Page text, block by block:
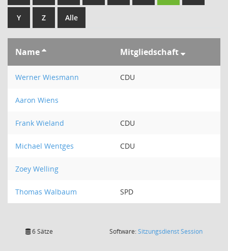
Y Z Alle
Name Mitgliedschaft
Werner Wiesmann CDU
Aaron Wiens
Frank Wieland CDU
Michael Wentges CDU
Zoey Welling
Thomas Walbaum SPD
6 Sätze Software:SitzungsdienstSession(Wird in